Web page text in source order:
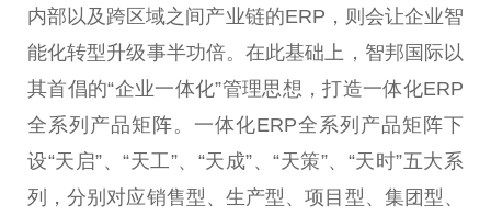
内部以及跨区域之间产业链的ERP，则会让企业智
能化转型升级事半功倍。在此基础上，智邦国际以
其首倡的“企业一体化”管理思想，打造一体化ERP
全系列产品矩阵。一体化ERP全系列产品矩阵下
设“天启”、“天工”、“天成”、“天策”、“天时”五大系
列，分别对应销售型、生产型、项目型、集团型、